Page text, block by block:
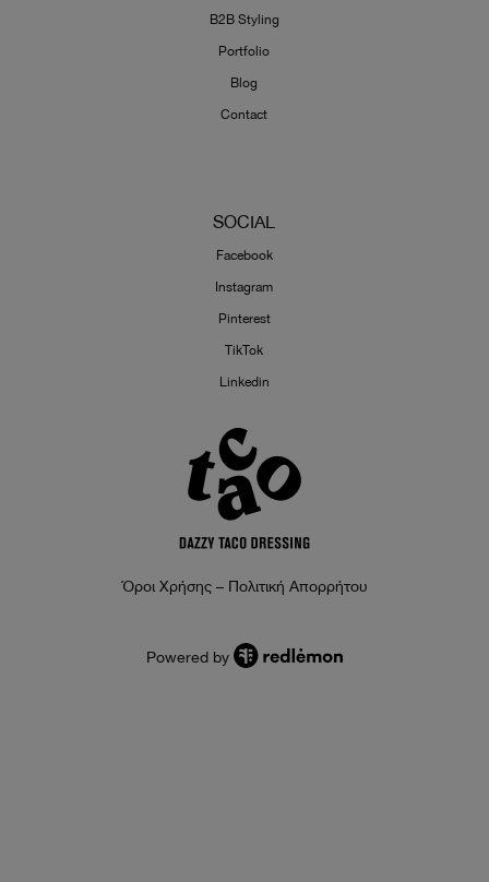
B2B Styling
Portfolio
Blog
Contact
SOCIAL
Facebook
Instagram
Pinterest
TikTok
Linkedin
Όροι Χρήσης – Πολιτική Απορρήτου
Powered by